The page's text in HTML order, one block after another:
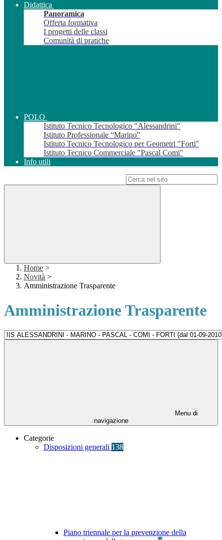
Didattica
Panoramica
Offerta formativa
I progetti delle classi
Comunità di pratiche
POLO
Istituto Tecnico Tecnologico "Alessandrini"
Istituto Professionale “Marino”
Istituto Tecnico Tecnologico per Geometri "Forti"
Istituto Tecnico Commerciale "Pascal Comi"
Info utili
Home >
Novità >
Amministrazione Trasparente
Amministrazione Trasparente
Menu di
navigazione
Categorie
Disposizioni generali 138
Piano triennale per la prevenzione della